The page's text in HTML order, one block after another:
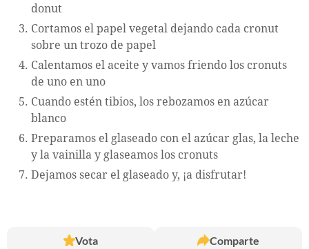
donut
Cortamos el papel vegetal dejando cada cronut
sobre un trozo de papel
Calentamos el aceite y vamos friendo los cronuts
de uno en uno
Cuando estén tibios, los rebozamos en azúcar
blanco
Preparamos el glaseado con el azúcar glas, la leche
y la vainilla y glaseamos los cronuts
Dejamos secar el glaseado y, ¡a disfrutar!
Vota Comparte